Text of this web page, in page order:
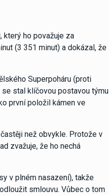
který ho považuje za
(3 351 minut) a dokázal, že
Superpoháru (proti
stal klíčovou postavou týmu
první položil kámen ve
než obvykle. Protože v
zvažuje, že ho nechá
v plném nasazení), takže
smlouvu. Vůbec o tom